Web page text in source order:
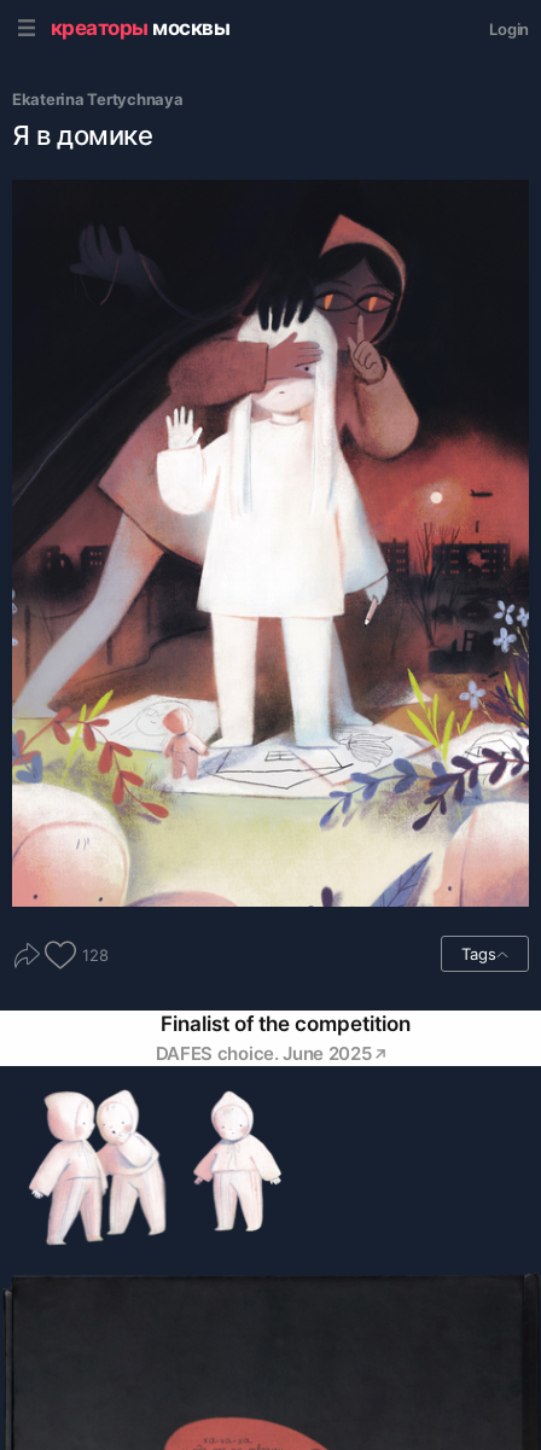
креаторы москвы Login
Ekaterina Tertychnaya
Я в домике
128 Tags
Finalist of the competition
DAFES choice. June 2025